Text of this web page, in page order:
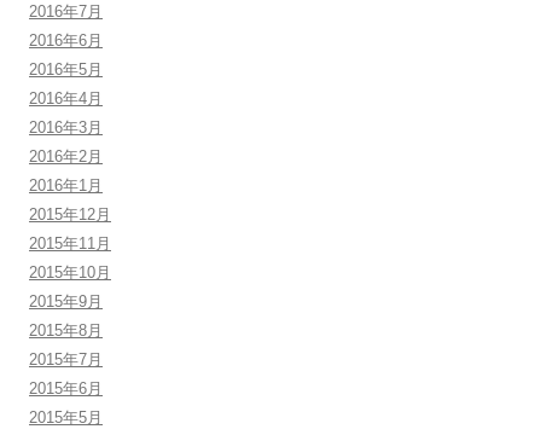
2016年7月
2016年6月
2016年5月
2016年4月
2016年3月
2016年2月
2016年1月
2015年12月
2015年11月
2015年10月
2015年9月
2015年8月
2015年7月
2015年6月
2015年5月